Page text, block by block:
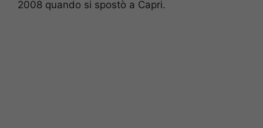
2008 quando si spostò a Capri.